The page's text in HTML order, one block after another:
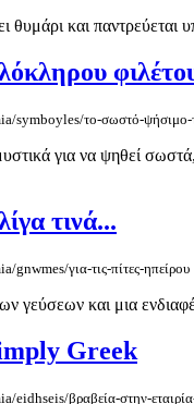
και παντρεύεται
το-σωστό-ψήσιμο-
για να ψηθεί
τινά...
για-τις-πίτες-ηπείρου
γεύσεων και μια
Greek
βραβεία-στην-